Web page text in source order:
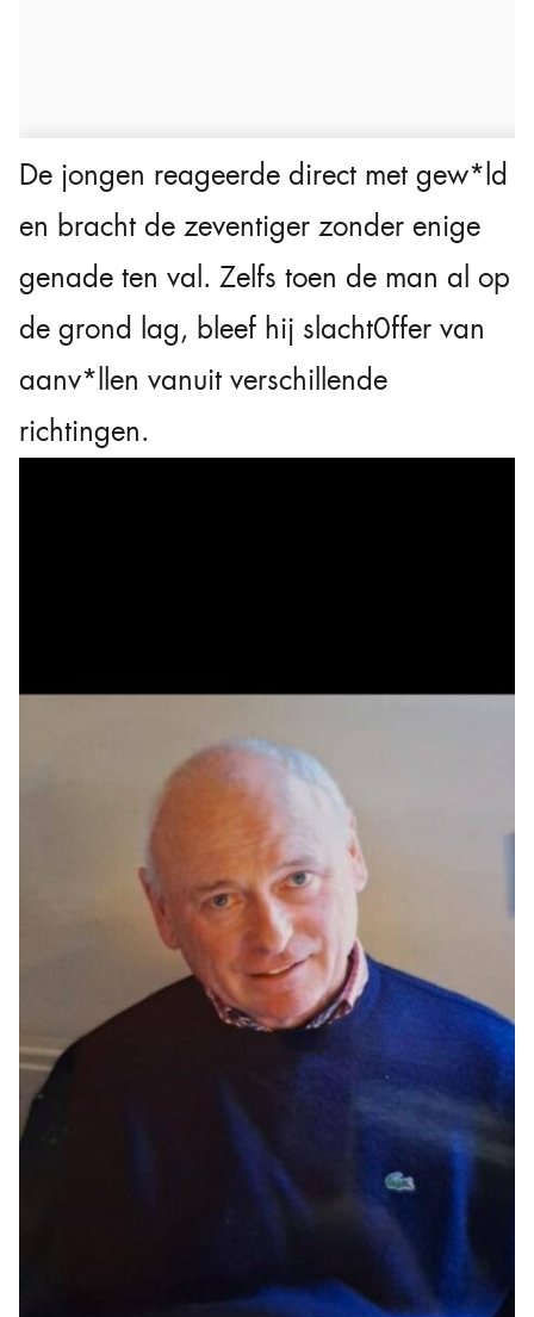
De jongen reageerde direct met gew*ld
en bracht de zeventiger zonder enige
genade ten val. Zelfs toen de man al op
de grond lag, bleef hij slacht0ffer van
aanv*llen vanuit verschillende
richtingen.